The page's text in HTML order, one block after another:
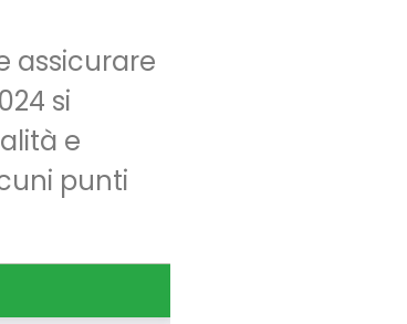
assicurare
si
e
punti